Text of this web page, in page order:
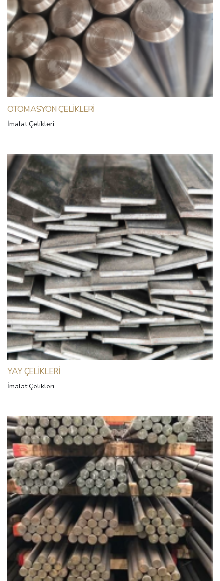
OTOMASYON ÇELIKLERI
İmalat Çelikleri
YAY ÇELIKLERI
İmalat Çelikleri